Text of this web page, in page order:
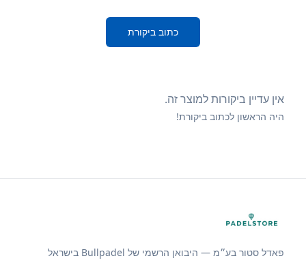
כתוב ביקורת
אין עדיין ביקורות למוצר זה.
היה הראשון לכתוב ביקורת!
פאדל סטור בע״מ — היבואן הרשמי של Bullpadel בישראל